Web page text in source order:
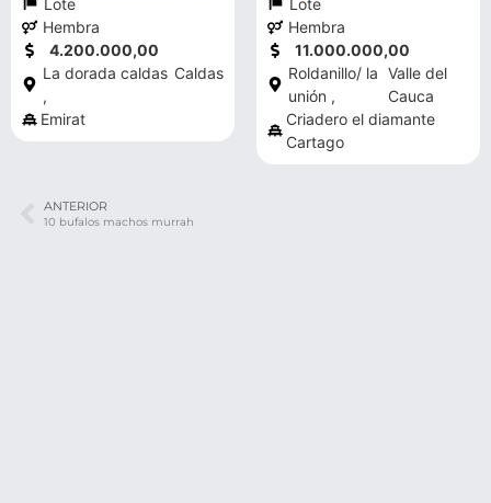
Lote
Hembra
4.200.000,00
La dorada caldas
,
Caldas
Emirat
Lote
Hembra
11.000.000,00
Roldanillo/ la
unión ,
Valle del
Cauca
Criadero el diamante
Cartago
ANTERIOR
10 bufalos machos murrah